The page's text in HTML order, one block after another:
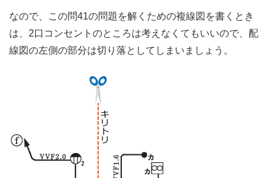
なので、この問41の問題を解くための複線図を書くとき
は、2口コンセントのところは考えなくてもいいので、配
線図の左側の部分は切り落としてしまいましょう。